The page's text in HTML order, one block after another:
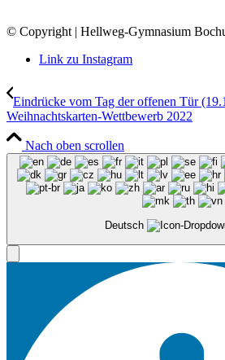
© Copyright | Hellweg-Gymnasium
Link zu Instagram
Eindrücke vom Tag der offenen Tür
Weihnachtskarten-Wettbewerb 2022
Nach oben scrollen
Deutsch